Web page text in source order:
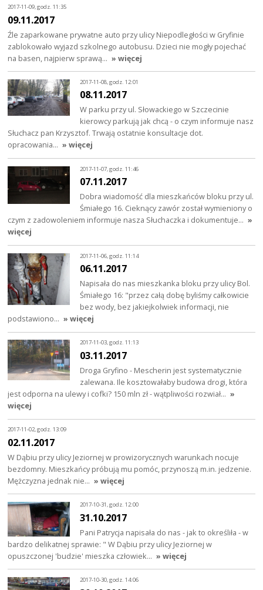
2017-11-09, godz. 11:35
09.11.2017
Źle zaparkowane prywatne auto przy ulicy Niepodległości w Gryfinie
zablokowało wyjazd szkolnego autobusu. Dzieci nie mogły pojechać
na basen, najpierw sprawą… » więcej
2017-11-08, godz. 12:01
08.11.2017
W parku przy ul. Słowackiego w Szczecinie
kierowcy parkują jak chcą - o czym informuje nasz
Słuchacz pan Krzysztof. Trwają ostatnie konsultacje dot.
opracowania… » więcej
2017-11-07, godz. 11:46
07.11.2017
Dobra wiadomość dla mieszkańców bloku przy ul.
Śmiałego 16. Cieknący zawór został wymieniony o
czym z zadowoleniem informuje nasza Słuchaczka i dokumentuje… »
więcej
2017-11-06, godz. 11:14
06.11.2017
Napisała do nas mieszkanka bloku przy ulicy Bol.
Śmiałego 16: "przez całą dobę byliśmy całkowicie
bez wody, bez jakiejkolwiek informacji, nie
podstawiono… » więcej
2017-11-03, godz. 11:13
03.11.2017
Droga Gryfino - Mescherin jest systematycznie
zalewana. Ile kosztowałaby budowa drogi, która
jest odporna na ulewy i cofki? 150 mln zł - wątpliwości rozwiał… »
więcej
2017-11-02, godz. 13:09
02.11.2017
W Dąbiu przy ulicy Jeziornej w prowizorycznych warunkach nocuje
bezdomny. Mieszkańcy próbują mu pomóc, przynoszą m.in. jedzenie.
Mężczyzna jednak nie… » więcej
2017-10-31, godz. 12:00
31.10.2017
Pani Patrycja napisała do nas - jak to określiła - w
bardzo delikatnej sprawie: " W Dąbiu przy ulicy Jeziornej w
opuszczonej 'budzie' mieszka człowiek… » więcej
2017-10-30, godz. 14:06